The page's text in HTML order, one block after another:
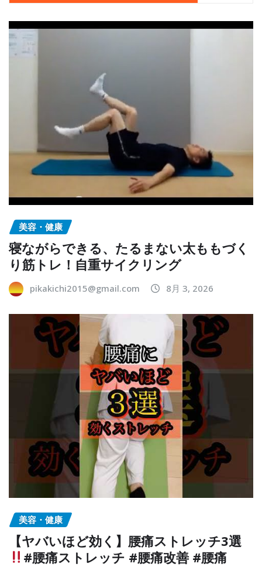
美容・健康
寝ながらできる、たるまない太ももづく
り筋トレ！自重サイクリング
pikakichi2015@gmail.com 8月 3, 2026
美容・健康
【ヤバいほど効く】腰痛ストレッチ3選
#腰痛ストレッチ #腰痛改善 #腰痛